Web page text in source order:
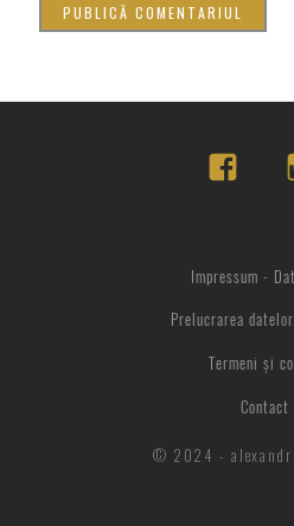
Prelucrarea
Impressum -
© 2024 -
Contact
Termeni și